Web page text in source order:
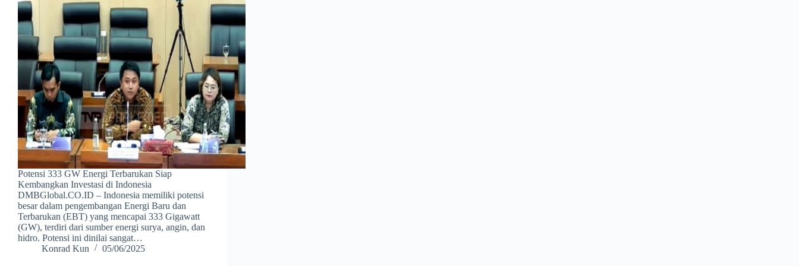
Potensi 333 GW Energi Terbarukan Siap
Kembangkan Investasi di Indonesia
DMBGlobal.CO.ID – Indonesia memiliki potensi
besar dalam pengembangan Energi Baru dan
Terbarukan (EBT) yang mencapai 333 Gigawatt
(GW), terdiri dari sumber energi surya, angin, dan
hidro. Potensi ini dinilai sangat…
Konrad Kun
05/06/2025